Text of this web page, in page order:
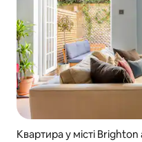
Квартира у місті